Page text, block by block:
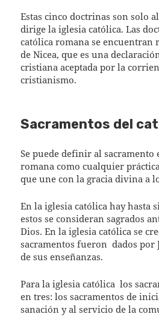
Estas cinco doctrinas son solo
dirige la iglesia católica. Las
católica romana se encuentran
de Nicea, que es una
cristiana aceptada por la
cristianismo.
Sacramentos del
Se puede definir al sacramento
romana como cualquier
que une con la gracia divina a
En la iglesia católica hay hasta
estos se consideran sagrados
Dios. En la iglesia católica se
sacramentos fueron dados por
de sus enseñanzas.
Para la iglesia católica los
en tres: los sacramentos de
sanación y al servicio de la